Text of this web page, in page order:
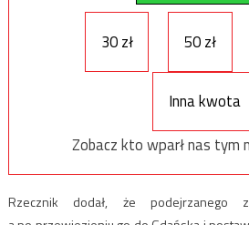
30 zł 50 zł
Inna kwota
Zobacz kto wparł nas tym
Rzecznik dodał, że podejrzanego